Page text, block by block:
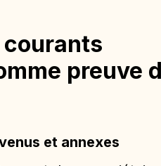
preuve
et annexes